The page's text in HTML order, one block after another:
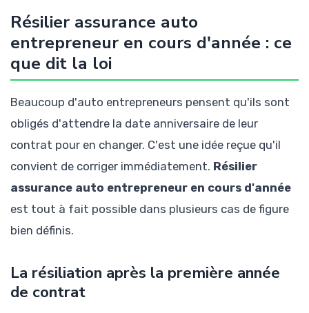
Résilier assurance auto
entrepreneur en cours d'année : ce
que dit la loi
Beaucoup d'auto entrepreneurs pensent qu'ils sont
obligés d'attendre la date anniversaire de leur
contrat pour en changer. C'est une idée reçue qu'il
convient de corriger immédiatement. Résilier
assurance auto entrepreneur en cours d'année
est tout à fait possible dans plusieurs cas de figure
bien définis.
La résiliation après la première année
de contrat